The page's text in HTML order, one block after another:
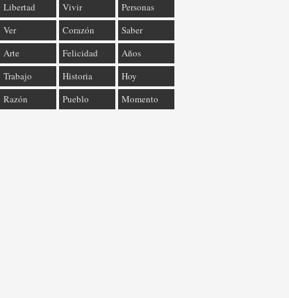
Libertad Vivir
Personas
Ver Corazón
Saber
Arte Felicidad
Años
Trabajo Historia
Hoy
Razón Pueblo Momento